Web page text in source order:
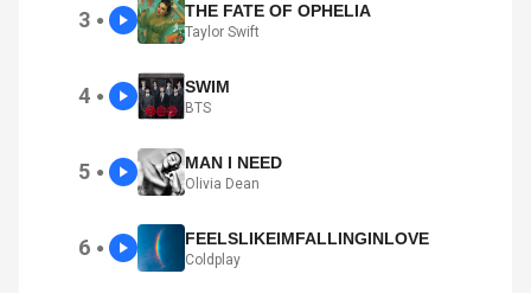
3 ● THE FATE OF OPHELIA
Taylor Swift
4 ● SWIM
BTS
5 ● MAN I NEED
Olivia Dean
6 ● FEELSLIKEIMFALLINGINLOVE
Coldplay